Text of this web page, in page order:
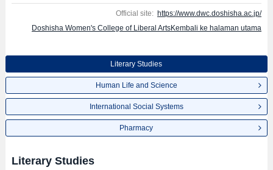
Official site: https://www.dwc.doshisha.ac.jp/
Doshisha Women's College of Liberal ArtsKembali ke halaman utama
Literary Studies
Human Life and Science
International Social Systems
Pharmacy
Literary Studies